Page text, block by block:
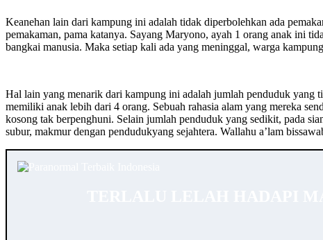
Keanehan lain dari kampung ini adalah tidak diperbolehkan ada
pemakaman, pama katanya. Sayang Maryono, ayah 1 orang anak ini
bangkai manusia. Maka setiap kali ada yang meninggal, warga
Hal lain yang menarik dari kampung ini adalah jumlah penduduk
memiliki anak lebih dari 4 orang. Sebuah rahasia alam yang mereka
kosong tak berpenghuni. Selain jumlah penduduk yang sedikit, pada
subur, makmur dengan pendudukyang sejahtera. Wallahu a’lam